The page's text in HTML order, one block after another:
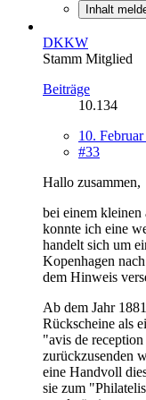
Inhalt
DKKW
Stamm Mitglied
Beiträge
10.134
10.
#33
Hallo zusammen,
bei einem kleinen
konnte ich eine
handelt sich um
Kopenhagen
dem Hinweis
Ab dem Jahr
Rückscheine als
"avis de
zurückzusenden
eine Handvoll
sie zum